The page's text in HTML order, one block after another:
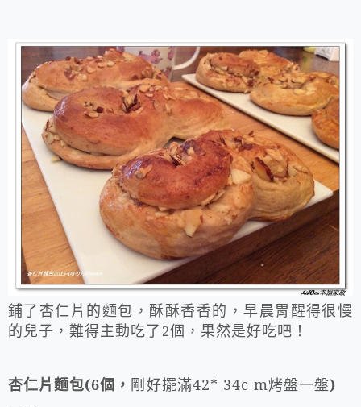
鋪了杏仁片的麵包，酥酥香香的，早晨胃醒得很慢
的兒子，難得主動吃了2個，果然是好吃吧！
杏仁片麵包(6個， 剛好擺滿42* 34c m烤盤一盤)